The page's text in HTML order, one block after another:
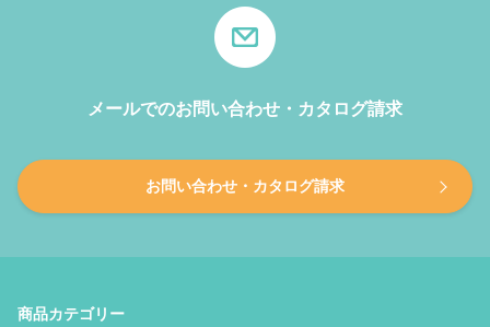
メールでのお問い合わせ・カタログ請求
お問い合わせ・カタログ請求
商品カテゴリー